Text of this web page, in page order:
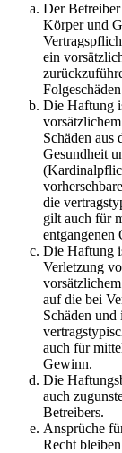
Der
Körper und
ein
Die Haftung
Schäden aus
Gesundheit
die
gilt auch für
entgangenen
Die Haftung
Verletzung
auf die bei
Schäden
auch für
Gewinn.
Die
auch
Betreibers.
Ansprüche
Recht